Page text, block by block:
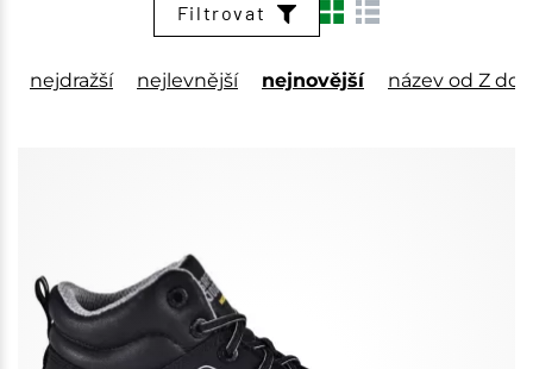
Filtrovat
nejdražší nejlevnější nejnovější název od Z do